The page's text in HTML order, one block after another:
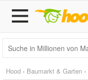
Hood › Baumarkt & Garten ›